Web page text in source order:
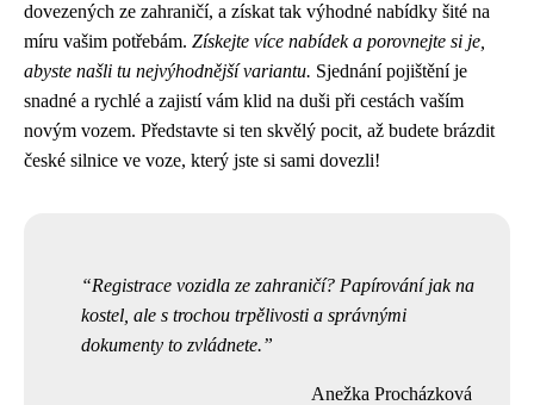
dovezených ze zahraničí, a získat tak výhodné nabídky šité na
míru vašim potřebám. Získejte více nabídek a porovnejte si je,
abyste našli tu nejvýhodnější variantu. Sjednání pojištění je
snadné a rychlé a zajistí vám klid na duši při cestách vaším
novým vozem. Představte si ten skvělý pocit, až budete brázdit
české silnice ve voze, který jste si sami dovezli!
Registrace vozidla ze zahraničí? Papírování jak na
kostel, ale s trochou trpělivosti a správnými
dokumenty to zvládnete.
Anežka Procházková